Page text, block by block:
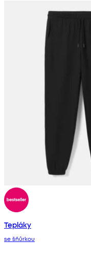
Tepláky
se šňůrkou